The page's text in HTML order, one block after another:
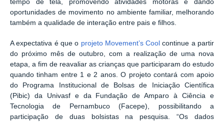
tempo de tela, promovendo atividades motoras e dando
oportunidades de movimento no ambiente familiar, melhorando
também a qualidade de interação entre pais e filhos.
A expectativa é que o projeto Movement’s Cool continue a partir
do próximo mês de outubro, com a realização de uma nova
etapa, a fim de reavaliar as crianças que participaram do estudo
quando tinham entre 1 e 2 anos. O projeto contará com apoio
do Programa Institucional de Bolsas de Iniciação Científica
(Pibic) da Univasf e da Fundação de Amparo à Ciência e
Tecnologia de Pernambuco (Facepe), possibilitando a
participação de duas bolsistas na pesquisa. “Os dados